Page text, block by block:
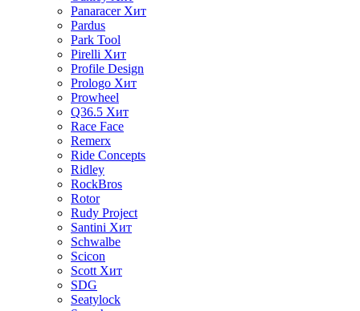
Panaracer Хит
Pardus
Park Tool
Pirelli Хит
Profile Design
Prologo Хит
Prowheel
Q36.5 Хит
Race Face
Remerx
Ride Concepts
Ridley
RockBros
Rotor
Rudy Project
Santini Хит
Schwalbe
Scicon
Scott Хит
SDG
Seatylock